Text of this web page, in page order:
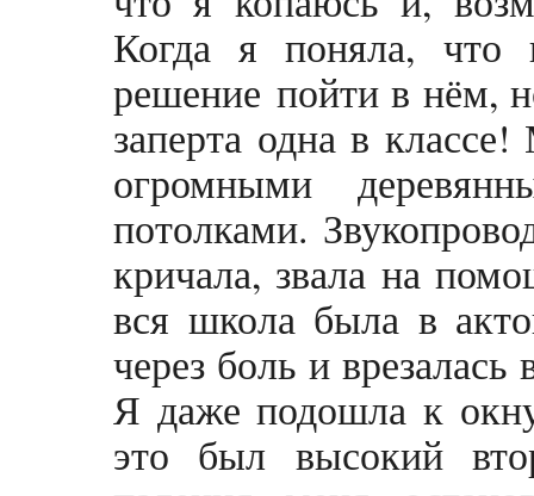
Когда я поняла, что
решение пойти в нём,
заперта одна в
огромными
потолками.
кричала, звала на
вся школа была в
через боль и
Я даже подошла к
это был высокий